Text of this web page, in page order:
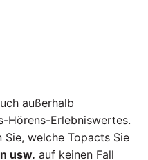
außerhalb
Hörens-Erlebniswertes.
Sie, welche Topacts Sie
usw. auf keinen Fall